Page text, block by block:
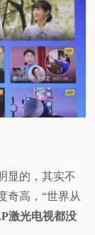
显的，其实不
奇高，“世界从
激光电视都没